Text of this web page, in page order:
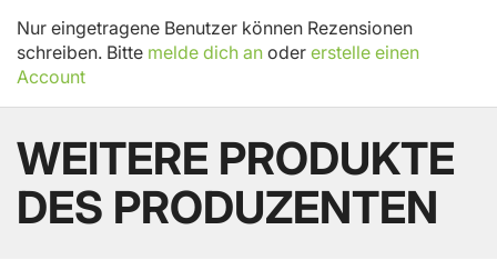
Nur eingetragene Benutzer können Rezensionen
schreiben. Bitte melde dich an oder erstelle einen
Account
WEITERE PRODUKTE
DES PRODUZENTEN